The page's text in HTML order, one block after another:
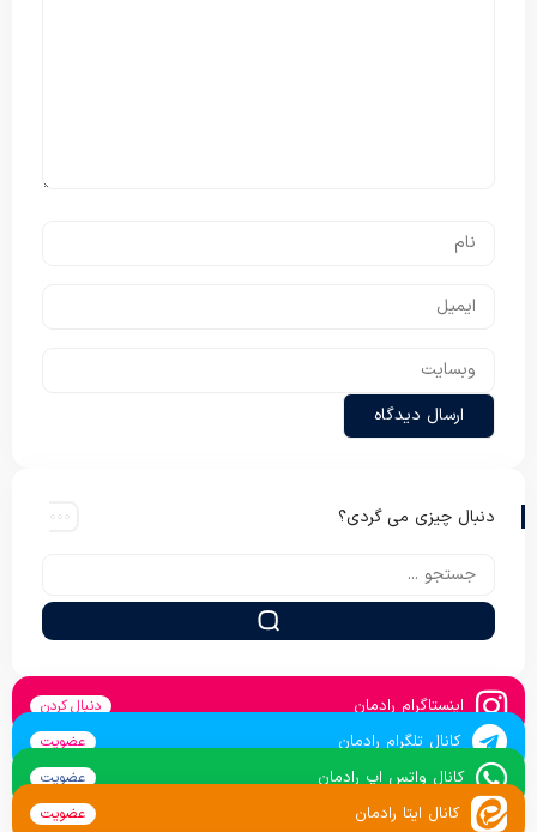
دنبال چیزی می گردی؟
اینستاگرام رادمان دنبال کردن
کانال تلگرام رادمان عضویت
کانال واتس اپ رادمان عضویت
کانال ایتا رادمان عضویت